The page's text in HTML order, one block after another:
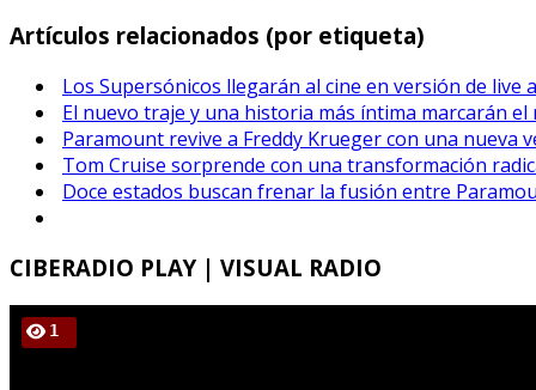
Artículos relacionados (por etiqueta)
Los Supersónicos llegarán al cine en versión de live
El nuevo traje y una historia más íntima marcarán
Paramount revive a Freddy Krueger con una nueva
Tom Cruise sorprende con una transformación
Doce estados buscan frenar la fusión entre
CIBERADIO PLAY | VISUAL RADIO